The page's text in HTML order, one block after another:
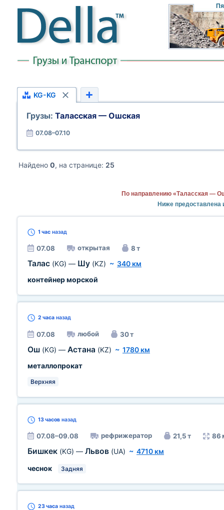
KG-KG
Грузы: Таласская — Ошская
07.08–07.10
Найдено 0, на странице: 25
По направлению «Таласская —
Ниже
1 час назад
07.08 открытая 8 т
Талас (KG) — Шу (KZ) ~ 340 км
контейнер морской
2 часа назад
07.08 любой 30 т
Ош (KG) — Астана (KZ) ~ 1780 км
металлопрокат
Верхняя
13 часов назад
07.08–09.08 рефрижератор 21,5 т 86
Бишкек (KG) — Львов (UA) ~ 4710 км
чеснок
Задняя
23 часа назад